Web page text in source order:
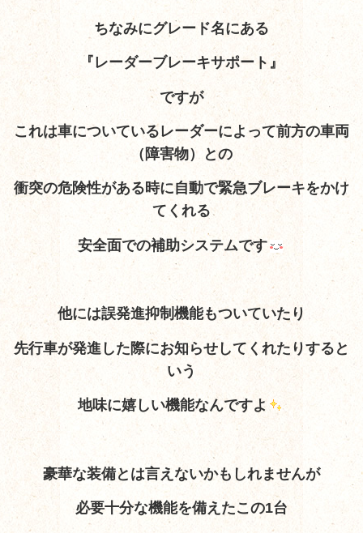
ちなみにグレード名にある
『レーダーブレーキサポート』
ですが
これは車についているレーダーによって前方の車両
（障害物）との
衝突の危険性がある時に自動で緊急ブレーキをかけ
てくれる
安全面での補助システムです
他には誤発進抑制機能もついていたり
先行車が発進した際にお知らせしてくれたりすると
いう
地味に嬉しい機能なんですよ
豪華な装備とは言えないかもしれませんが
必要十分な機能を備えたこの1台